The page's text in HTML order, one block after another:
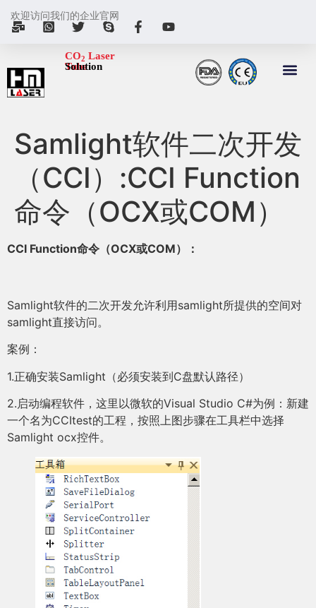
欢迎访问我们的企业官网
CO2 Laser
Tube
Solution
Samlight软件二次开发
（CCI）:CCI Function
命令（OCX或COM）
CCI Function命令（OCX或COM）：
Samlight软件的二次开发允许利用samlight所提供的空间对
samlight直接访问。
案例：
1.正确安装Samlight（必须安装到C盘默认路径）
2.启动编程软件，这里以微软的Visual Studio C#为例：新建
一个名为CCItest的工程，按照上图步骤在工具栏中选择
Samlight ocx控件。